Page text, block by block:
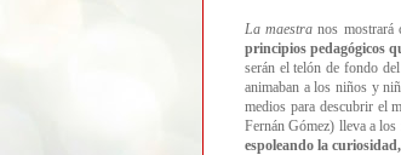
La maestra nos mostrará
principios pedagógicos
serán el telón de fondo
animaban a los niños y
medios para descubrir el
Fernán Gómez) lleva a
espoleando la